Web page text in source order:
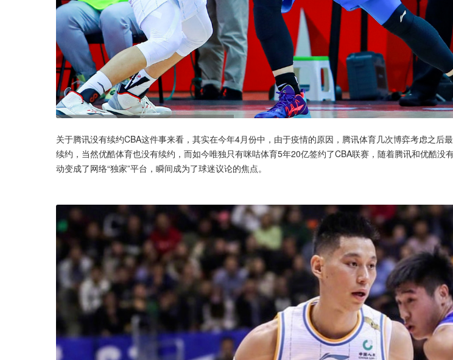
关于腾讯没有续约CBA这件事来看，其实在今年4月份中，由于疫情的原因，腾讯体育几次博弈考虑之后
续约，当然优酷体育也没有续约，而如今唯独只有咪咕体育5年20亿签约了CBA联赛，随着腾讯和优酷没
动变成了网络“独家”平台，瞬间成为了球迷议论的焦点。